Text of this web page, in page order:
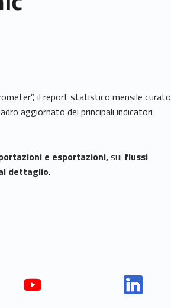
il report statistico mensile curato
aggiornato dei principali indicatori
e esportazioni,sui flussi
dettaglio.